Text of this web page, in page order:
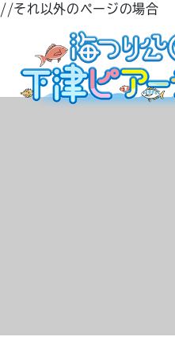
//それ以外のページの場合